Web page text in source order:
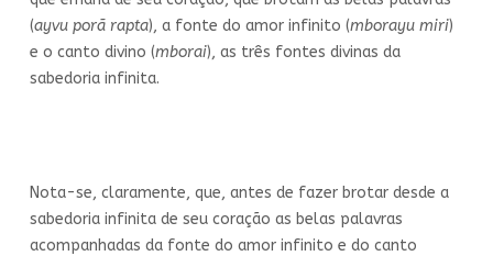
(ayvu porã rapta), a fonte do amor infinito (mborayu miri)
e o canto divino (mborai), as três fontes divinas da
sabedoria infinita.
Nota-se, claramente, que, antes de fazer brotar desde a
sabedoria infinita de seu coração as belas palavras
acompanhadas da fonte do amor infinito e do canto